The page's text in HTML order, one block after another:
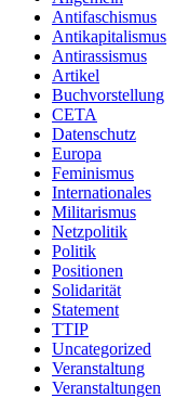
Antifaschismus
Antikapitalismus
Antirassismus
Artikel
Buchvorstellung
CETA
Datenschutz
Europa
Feminismus
Internationales
Militarismus
Netzpolitik
Politik
Positionen
Solidarität
Statement
TTIP
Uncategorized
Veranstaltung
Veranstaltungen